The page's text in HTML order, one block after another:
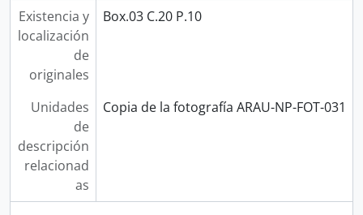
Existencia y
localización
de
originales
Box.03 C.20 P.10
Unidades
de
descripción
relacionad
as
Copia de la fotografía ARAU-NP-FOT-031